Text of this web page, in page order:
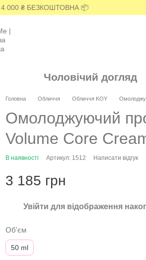
4 000 ₴ БЕЗКОШТОВНА 📦
Чоловічий догляд
Головна Обличчя Обличчя KOY
Омолоджуючий
Volume Core
В наявності Артикул: 1512 Написати відгук
3 185 грн
Увійти для відображення
Об'єм
50 ml